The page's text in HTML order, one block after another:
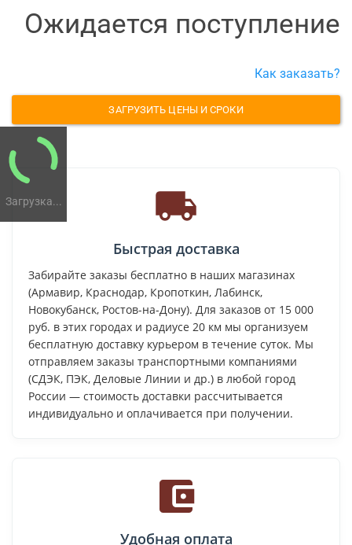
Загрузка...
Ожидается поступление
Как заказать?
ЗАГРУЗИТЬ ЦЕНЫ И СРОКИ
Быстрая доставка
Забирайте заказы бесплатно в наших магазинах
(Армавир, Краснодар, Кропоткин, Лабинск,
Новокубанск, Ростов-на-Дону). Для заказов от 15 000
руб. в этих городах и радиусе 20 км мы организуем
бесплатную доставку курьером в течение суток. Мы
отправляем заказы транспортными компаниями
(СДЭК, ПЭК, Деловые Линии и др.) в любой город
России — стоимость доставки рассчитывается
индивидуально и оплачивается при получении.
Удобная оплата